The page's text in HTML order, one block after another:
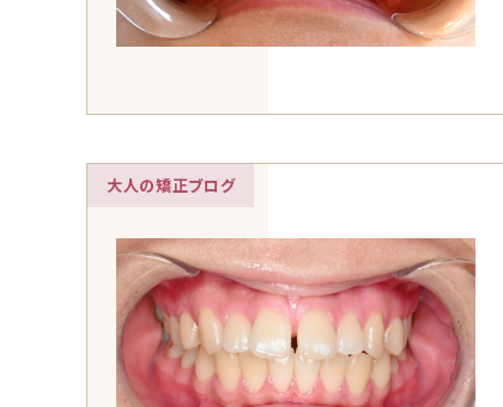
大人の矯正ブログ